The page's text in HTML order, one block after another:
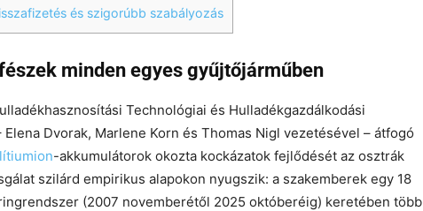
és szigorúbb szabályozás
minden egyes gyűjtőjárműben
Technológiai és Hulladékgazdálkodási
Dvorak, Marlene Korn és Thomas Nigl vezetésével – átfogó
lítiumion-akkumulátorok okozta kockázatok fejlődését az osztrák
szilárd empirikus alapokon nyugszik: a szakemberek egy 18
(2007 novemberétől 2025 októberéig) keretében több